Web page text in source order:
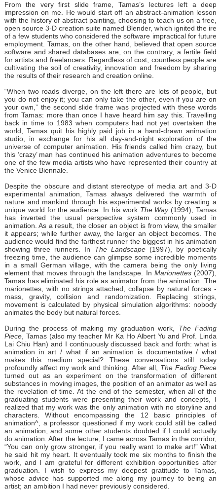
From the very first slide frame, Tamas’s lectures left a deep
impression on me. He would start off an abstract-animation lesson
with the history of abstract painting, choosing to teach us on a free,
open source 3-D creation suite named Blender, which ignited the ire
of a few students who considered the software impractical for future
employment. Tamas, on the other hand, believed that open source
software and shared databases are, on the contrary, a fertile field
for artists and freelancers. Regardless of cost, countless people are
cultivating the soil of creativity, innovation and freedom by sharing
the results of their research and creation online.
“When two roads diverge, on the left there are lots of people, but
you do not enjoy it; you can only take the other, even if you are on
your own,” the second slide frame was projected with these words
from Tamas: more than once I have heard him say this. Travelling
back in time to 1983 when computers had not yet overtaken the
world, Tamas quit his highly paid job in a hand-drawn animation
studio, in exchange for his all day-and-night exploration of the
universe of computer animation. His friends called him crazy, but
this ‘crazy’ man has continued his animation adventures to become
one of the few media artists who have represented their country at
the Venice Biennale.
Despite the obscure and distant stereotype of media art and 3-D
experimental animation, Tamas always delivered the warmth of
nature and mankind through his experimental works by creating a
unique world for the audience. In his work The Way(1994), Tamas
has inverted the usual perspective system commonly used in
animation. As a result, the closer an object is from view, the smaller
it appears; while further away, the larger an object becomes. The
audience would find the farthest runner the biggest in his animation
showing three runners. In The Landscape(1997), by poetically
freezing time, the audience can glimpse some incredible moments
in a small German village, with the camera being the only living
element that moves through the landscape. In Marionettes(2007),
Tamas has eliminated his role as animator from the animation. The
marionettes, with no strings attached, collapse by natural forces -
mass, gravity, collision and randomization. Replacing strings,
movement is calculated by physical simulation algorithms: nobody
animates the body but natural forces.
During the process of making my graduation work, The Fading
Piece, Tamas (also my teacher Mr Ka Ho Albert Yu and Prof. Linda
Lai Chiu Han) and I continuously discussed back and forth: what is
animation in art / what if an animation is documentative / what
makes this medium special? These conversations still today
profoundly affect my work and thinking. After all, The Fading Piece
turned out as an experiment on the transformation of different
substances in moving images, the position of an animator as well as
the revelation of time. At the end of the semester, when all of the
graduating students were presenting their work and concepts, I
realized that my work was the only animation with no storyline and
characters. Without encompassing the 12 basic principles of
animation^, a professor questioned if my work could still be called
an animation, and some other students doubted if I could actually
do animation. After the lecture, I came across Tamas in the corridor,
“You can only grow stronger, if you really want to make art!” What
he said hit my heart. It eventually took me six months to finish the
work, and I am grateful for different exhibition opportunities after
graduation. I wish to express my deepest gratitude to Tamas,
whose advice has supported me along my journey to being an
artist; an ambition I had never previously considered.